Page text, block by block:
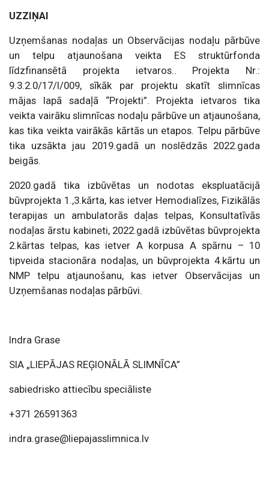
UZZIŅAI
Uzņemšanas nodaļas un Observācijas nodaļu pārbūve
un telpu atjaunošana veikta ES struktūrfonda
līdzfinansētā projekta ietvaros.. Projekta Nr.:
9.3.2.0/17/I/009, sīkāk par projektu skatīt slimnīcas
mājas lapā sadaļā “Projekti”. Projekta ietvaros tika
veikta vairāku slimnīcas nodaļu pārbūve un atjaunošana,
kas tika veikta vairākās kārtās un etapos. Telpu pārbūve
tika uzsākta jau 2019.gadā un noslēdzās 2022.gada
beigās.
2020.gadā tika izbūvētas un nodotas ekspluatācijā
būvprojekta 1.,3.kārta, kas ietver Hemodialīzes, Fizikālās
terapijas un ambulatorās daļas telpas, Konsultatīvās
nodaļas ārstu kabineti, 2022.gadā izbūvētas būvprojekta
2.kārtas telpas, kas ietver A korpusa A spārnu – 10
tipveida stacionāra nodaļas, un būvprojekta 4.kārtu un
NMP telpu atjaunošanu, kas ietver Observācijas un
Uzņemšanas nodaļas pārbūvi.
Indra Grase
SIA „LIEPĀJAS REĢIONĀLĀ SLIMNĪCA”
sabiedrisko attiecību speciāliste
+371 26591363
indra.grase@liepajasslimnica.lv